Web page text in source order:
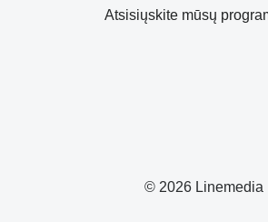
© 2026 Linemedia
Atsisiųskite mūsų